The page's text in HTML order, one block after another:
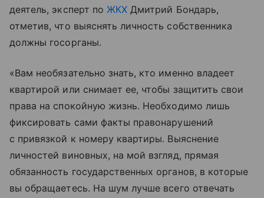
деятель, эксперт по ЖКХ Дмитрий Бондарь,
отметив, что выяснять личность собственника
должны госорганы.
«Вам необязательно знать, кто именно владеет
квартирой или снимает ее, чтобы защитить свои
права на спокойную жизнь. Необходимо лишь
фиксировать сами факты правонарушений
с привязкой к номеру квартиры. Выяснение
личностей виновных, на мой взгляд, прямая
обязанность государственных органов, в которые
вы обращаетесь. На шум лучше всего отвечать